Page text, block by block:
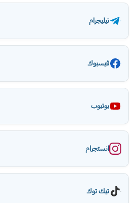
تيليجرام
فيسبوك
يوتيوب
انستجرام
تيك توك